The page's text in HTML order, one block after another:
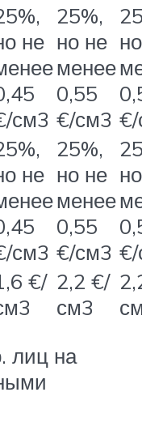
не
см3
25%,
но не
менее
0,55
€/см3
не
см3
25%,
но не
менее
0,55
€/см3
€/ 2,2 €/
см3
лиц на